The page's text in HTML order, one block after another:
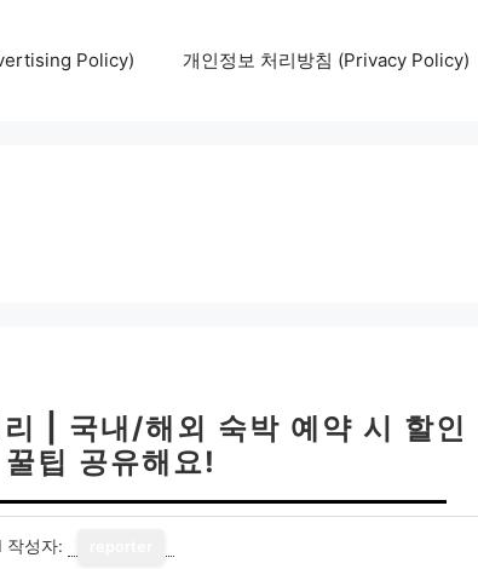
Policy) 개인정보 처리방침 (Privacy Policy)
| 국내/해외 숙박 예약 시 할인
팁 공유해요!
작성자: